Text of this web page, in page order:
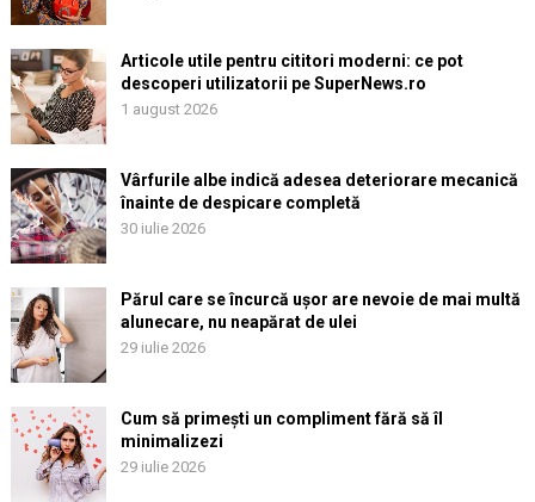
Articole utile pentru cititori moderni: ce pot
descoperi utilizatorii pe SuperNews.ro
1 august 2026
Vârfurile albe indică adesea deteriorare mecanică
înainte de despicare completă
30 iulie 2026
Părul care se încurcă ușor are nevoie de mai multă
alunecare, nu neapărat de ulei
29 iulie 2026
Cum să primești un compliment fără să îl
minimalizezi
29 iulie 2026